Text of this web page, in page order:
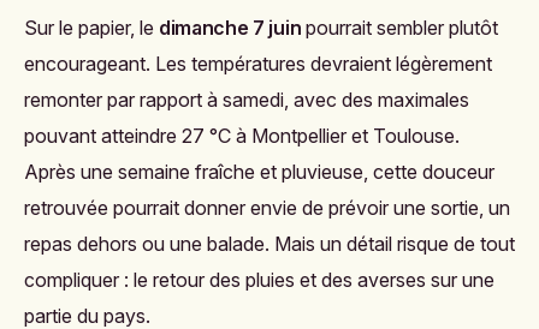
Sur le papier, le dimanche 7 juin pourrait sembler plutôt
encourageant. Les températures devraient légèrement
remonter par rapport à samedi, avec des maximales
pouvant atteindre 27 °C à Montpellier et Toulouse.
Après une semaine fraîche et pluvieuse, cette douceur
retrouvée pourrait donner envie de prévoir une sortie, un
repas dehors ou une balade. Mais un détail risque de tout
compliquer : le retour des pluies et des averses sur une
partie du pays.